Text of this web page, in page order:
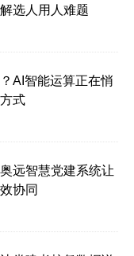
选人用人难题
AI智能运算正在悄
式
远智慧党建系统让
协同